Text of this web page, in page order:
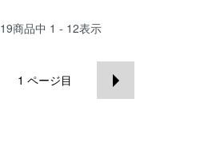
19商品中 1 - 12表示
1 ページ目